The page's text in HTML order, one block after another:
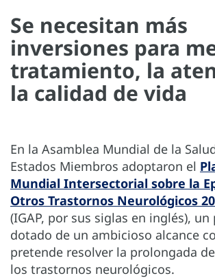
Se necesitan más
inversiones para
tratamiento, la
la calidad de vida
En la Asamblea Mundial de la
Estados Miembros adoptaron el
Mundial Intersectorial sobre la
Otros Trastornos Neurológicos
(IGAP, por sus siglas en inglés), un
dotado de un ambicioso alcance
pretende resolver la prolongada
los trastornos neurológicos.